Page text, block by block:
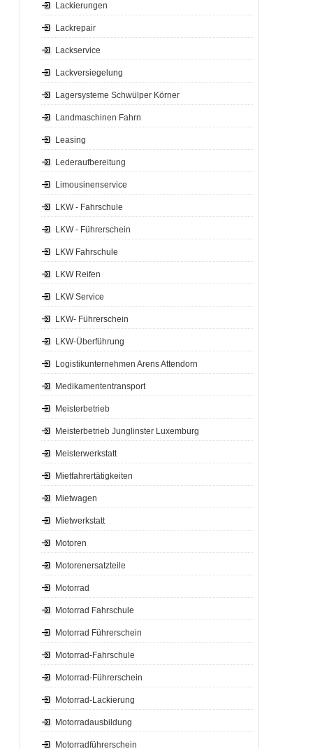
Lackierungen
Lackrepair
Lackservice
Lackversiegelung
Lagersysteme Schwülper Körner
Landmaschinen Fahrn
Leasing
Lederaufbereitung
Limousinenservice
LKW - Fahrschule
LKW - Führerschein
LKW Fahrschule
LKW Reifen
LKW Service
LKW- Führerschein
LKW-Überführung
Logistikunternehmen Arens Attendorn
Medikamententransport
Meisterbetrieb
Meisterbetrieb Junglinster Luxemburg
Meisterwerkstatt
Mietfahrertätigkeiten
Mietwagen
Mietwerkstatt
Motoren
Motorenersatzteile
Motorrad
Motorrad Fahrschule
Motorrad Führerschein
Motorrad-Fahrschule
Motorrad-Führerschein
Motorrad-Lackierung
Motorradausbildung
Motorradführerschein